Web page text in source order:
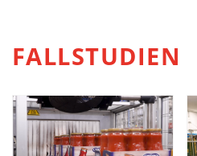
FALLSTUDIEN